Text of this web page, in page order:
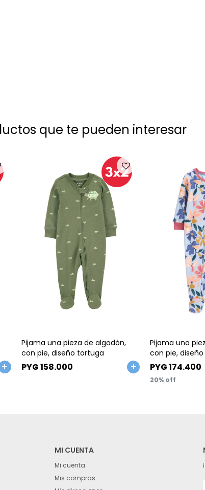
que te pueden interesar
Pijama una pieza de algodón,
con pie, diseño tortuga
PYG158.000
Pijama una
con pie,
PYG174.400
20
MI CUENTA
Mi cuenta
Mis compras